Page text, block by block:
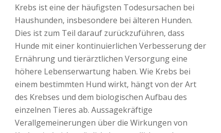
Krebs ist eine der häufigsten Todesursachen bei
Haushunden, insbesondere bei älteren Hunden.
Dies ist zum Teil darauf zurückzuführen, dass
Hunde mit einer kontinuierlichen Verbesserung der
Ernährung und tierärztlichen Versorgung eine
höhere Lebenserwartung haben. Wie Krebs bei
einem bestimmten Hund wirkt, hängt von der Art
des Krebses und dem biologischen Aufbau des
einzelnen Tieres ab. Aussagekräftige
Verallgemeinerungen über die Wirkungen von